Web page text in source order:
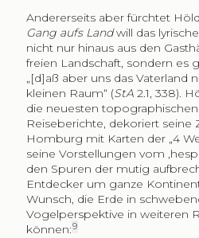
Andererseits aber fürchtet
Gang aufs Landwill das
nicht nur hinaus aus den
freien Landschaft, sondern es
„[d]aß aber uns das Vaterland
kleinen Raum“ (StA2.1, 338).
die neuesten
Reiseberichte, dekoriert seine
Homburg mit Karten der „4
seine Vorstellungen vom
den Spuren der mutig
Entdecker um ganze
Wunsch, die Erde in
Vogelperspektive in weiteren
können:9